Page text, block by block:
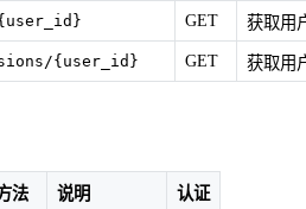
GET 获取用
{user_id} GET 获取用
法 说明 认证